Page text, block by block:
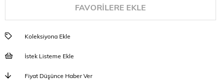
FAVORILERE EKLE
Koleksiyona Ekle
İstek Listeme Ekle
Fiyat Düşünce Haber Ver